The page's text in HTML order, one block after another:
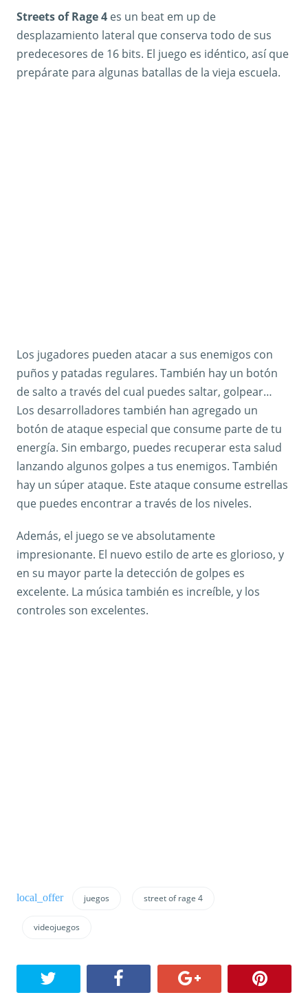
Streets of Rage 4 es un beat em up de
desplazamiento lateral que conserva todo de sus
predecesores de 16 bits. El juego es idéntico, así que
prepárate para algunas batallas de la vieja escuela.
Los jugadores pueden atacar a sus enemigos con
puños y patadas regulares. También hay un botón
de salto a través del cual puedes saltar, golpear…
Los desarrolladores también han agregado un
botón de ataque especial que consume parte de tu
energía. Sin embargo, puedes recuperar esta salud
lanzando algunos golpes a tus enemigos. También
hay un súper ataque. Este ataque consume estrellas
que puedes encontrar a través de los niveles.
Además, el juego se ve absolutamente
impresionante. El nuevo estilo de arte es glorioso, y
en su mayor parte la detección de golpes es
excelente. La música también es increíble, y los
controles son excelentes.
juegos street of rage 4
videojuegos